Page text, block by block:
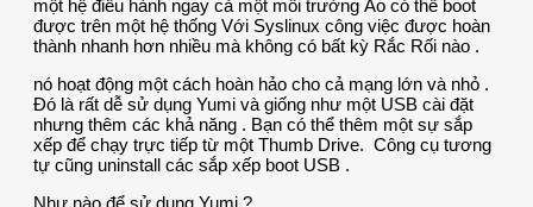
một hệ điều hành ngay cả một môi trường Ảo có thể boot
được trên một hệ thống Với Syslinux công việc được hoàn
thành nhanh hơn nhiều mà không có bất kỳ Rắc Rối nào .
nó hoạt động một cách hoàn hảo cho cả mạng lớn và nhỏ .
Đó là rất dễ sử dụng Yumi và giống như một USB cài đặt
nhưng thêm các khả năng . Bạn có thể thêm một sự sắp
xếp để chạy trực tiếp từ một Thumb Drive. Công cụ tương
tự cũng uninstall các sắp xếp boot USB .
Như nào để sử dụng Yumi ?